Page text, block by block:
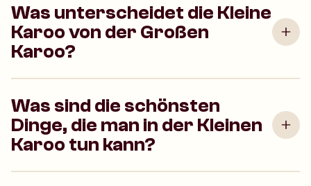
Was unterscheidet die Kleine
Karoo von der Großen
Karoo?
Was sind die schönsten
Dinge, die man in der Kleinen
Karoo tun kann?